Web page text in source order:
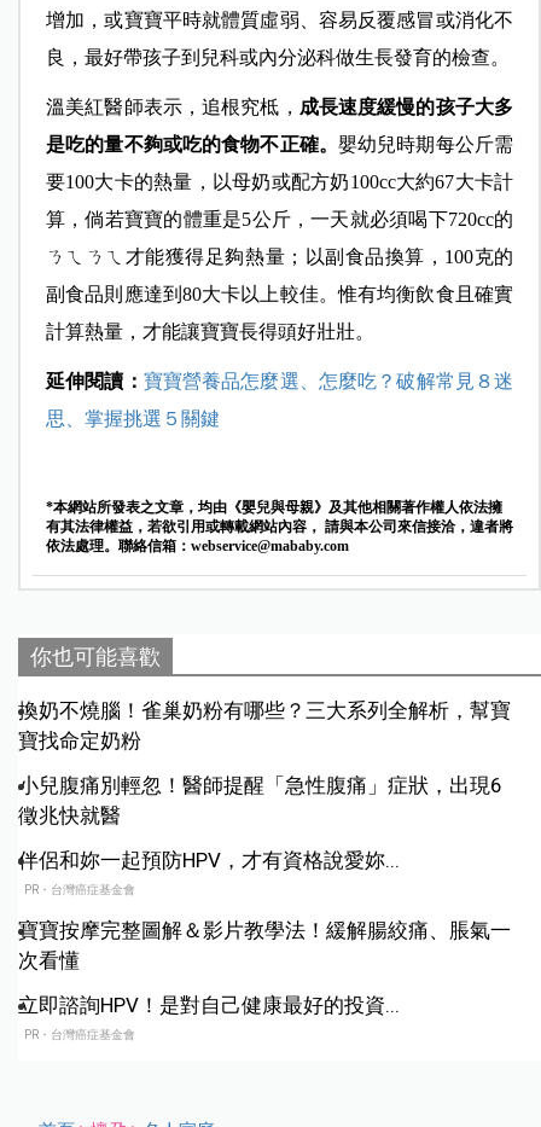
增加，或寶寶平時就體質虛弱、容易反覆感冒或消化不
良，最好帶孩子到兒科或內分泌科做生長發育的檢查。
溫美紅醫師表示，追根究柢， 成長速度緩慢的孩子大多
是吃的量不夠或吃的食物不正確。 嬰幼兒時期每公斤需
要100大卡的熱量，以母奶或配方奶100cc大約67大卡計
算，倘若寶寶的體重是5公斤，一天就必須喝下720cc的
ㄋㄟㄋㄟ才能獲得足夠熱量；以副食品換算，100克的
副食品則應達到80大卡以上較佳。惟有均衡飲食且確實
計算熱量，才能讓寶寶長得頭好壯壯。
延伸閱讀： 寶寶營養品怎麼選、怎麼吃？破解常見８迷
思、掌握挑選５關鍵
*本網站所發表之文章，均由《嬰兒與母親》及其他相關著作權人依法擁
有其法律權益，若欲引用或轉載網站內容， 請與本公司來信接洽，違者將
依法處理。聯絡信箱： webservice@mababy.com
你也可能喜歡
換奶不燒腦！雀巢奶粉有哪些？三大系列全解析，幫寶
寶找命定奶粉
小兒腹痛別輕忽！醫師提醒「急性腹痛」症狀，出現6
徵兆快就醫
伴侶和妳一起預防HPV，才有資格說愛妳...
PR・台灣癌症基金會
寶寶按摩完整圖解＆影片教學法！緩解腸絞痛、脹氣一
次看懂
立即諮詢HPV！是對自己健康最好的投資...
PR・台灣癌症基金會